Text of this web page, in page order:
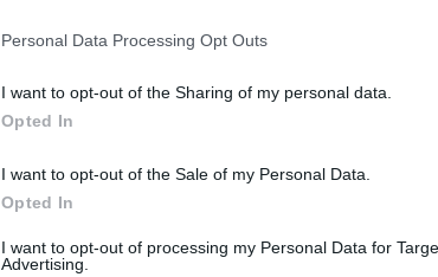
Personal Data Processing Opt Outs
I want to opt-out of the Sharing of my personal data.
Opted In
I want to opt-out of the Sale of my Personal Data.
Opted In
I want to opt-out of processing my Personal Data for
Advertising.
M1 bővítés: már zajlik a